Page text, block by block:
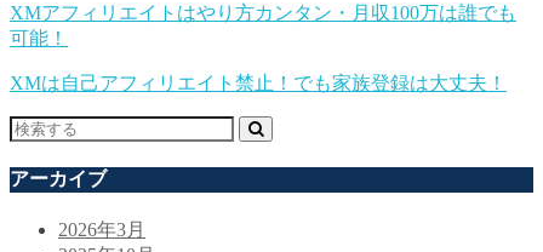
XMアフィリエイトはやり方カンタン・月収100万は誰でも
可能！
XMは自己アフィリエイト禁止！でも家族登録は大丈夫！
アーカイブ
2026年3月